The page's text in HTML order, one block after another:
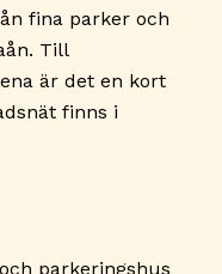
fina parker och
Till
är det en kort
finns i
parkeringshus